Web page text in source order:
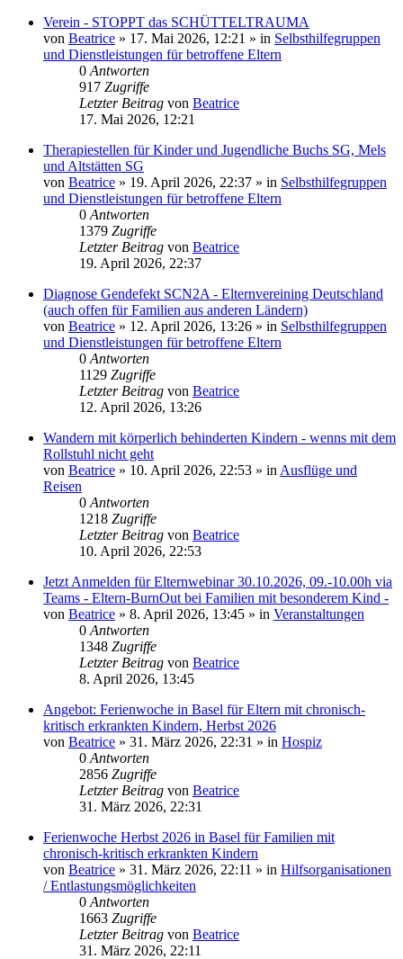
Verein - STOPPT das SCHÜTTELTRAUMA
von Beatrice » 17. Mai 2026, 12:21 » in Selbsthilfegruppen
und Dienstleistungen für betroffene Eltern
0 Antworten
917 Zugriffe
Letzter Beitrag von Beatrice
17. Mai 2026, 12:21
Therapiestellen für Kinder und Jugendliche Buchs SG, Mels
und Altstätten SG
von Beatrice » 19. April 2026, 22:37 » in Selbsthilfegruppen
und Dienstleistungen für betroffene Eltern
0 Antworten
1379 Zugriffe
Letzter Beitrag von Beatrice
19. April 2026, 22:37
Diagnose Gendefekt SCN2A - Elternvereining Deutschland
(auch offen für Familien aus anderen Ländern)
von Beatrice » 12. April 2026, 13:26 » in Selbsthilfegruppen
und Dienstleistungen für betroffene Eltern
0 Antworten
1129 Zugriffe
Letzter Beitrag von Beatrice
12. April 2026, 13:26
Wandern mit körperlich behinderten Kindern - wenns mit dem
Rollstuhl nicht geht
von Beatrice » 10. April 2026, 22:53 » in Ausflüge und
Reisen
0 Antworten
1218 Zugriffe
Letzter Beitrag von Beatrice
10. April 2026, 22:53
Jetzt Anmelden für Elternwebinar 30.10.2026, 09.-10.00h via
Teams - Eltern-BurnOut bei Familien mit besonderem Kind -
von Beatrice » 8. April 2026, 13:45 » in Veranstaltungen
0 Antworten
1348 Zugriffe
Letzter Beitrag von Beatrice
8. April 2026, 13:45
Angebot: Ferienwoche in Basel für Eltern mit chronisch-
kritisch erkrankten Kindern, Herbst 2026
von Beatrice » 31. März 2026, 22:31 » in Hospiz
0 Antworten
2856 Zugriffe
Letzter Beitrag von Beatrice
31. März 2026, 22:31
Ferienwoche Herbst 2026 in Basel für Familien mit
chronisch-kritisch erkrankten Kindern
von Beatrice » 31. März 2026, 22:11 » in Hilfsorganisationen
/ Entlastungsmöglichkeiten
0 Antworten
1663 Zugriffe
Letzter Beitrag von Beatrice
31. März 2026, 22:11